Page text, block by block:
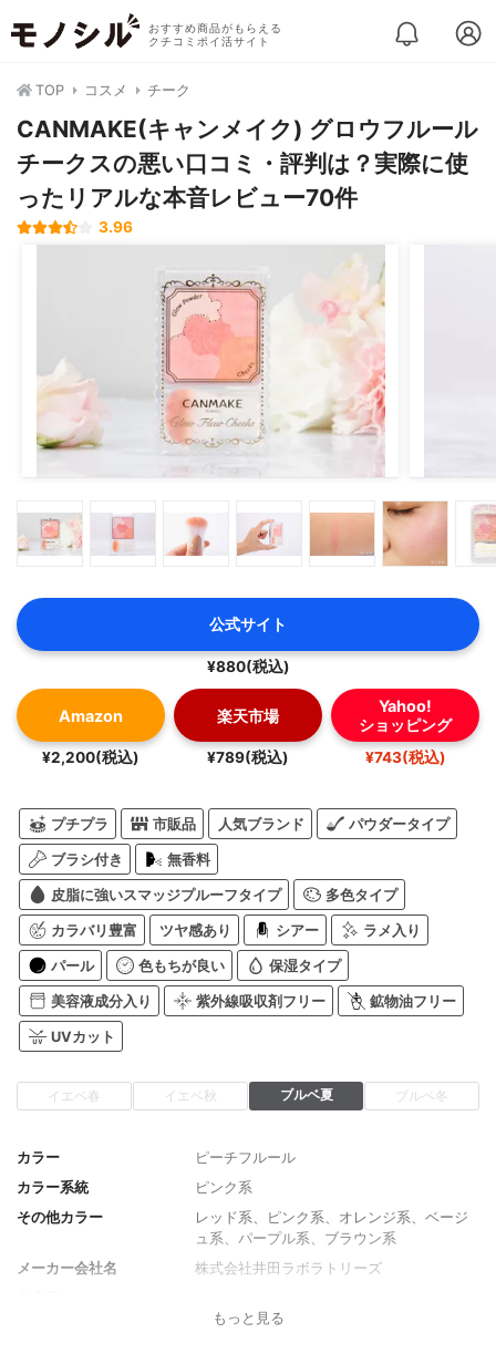
おすすめ商品がもらえる
クチコミポイ活サイト
TOP コスメ チーク
CANMAKE(キャンメイク) グロウフルール
チークスの悪い口コミ・評判は？実際に使
ったリアルな本音レビュー70件
3.96
公式サイト
¥880(税込)
Amazon
¥2,200(税込)
楽天市場
¥789(税込)
Yahoo!
ショッピング
¥743(税込)
プチプラ 市販品 人気ブランド パウダータイプ
ブラシ付き 無香料
皮脂に強いスマッジプルーフタイプ 多色タイプ
カラバリ豊富 ツヤ感あり シアー ラメ入り
パール 色もちが良い 保湿タイプ
美容液成分入り 紫外線吸収剤フリー 鉱物油フリー
UVカット
イエベ春 イエベ秋 ブルベ夏 ブルベ冬
カラー
ピーチフルール
カラー系統
ピンク系
その他カラー
レッド系、ピンク系、オレンジ系、ベージ
ュ系、パープル系、ブラウン系
メーカー会社名
株式会社井田ラボラトリーズ
無香料
もっと見る